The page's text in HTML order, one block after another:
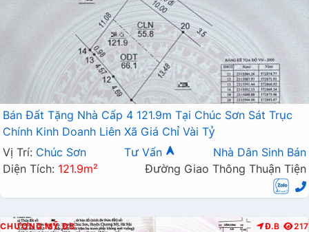
Bán Đất Tặng Nhà Cấp 4 121.9m Tại Chúc Sơn Sát Trục
Chính Kinh Doanh Liên Xã Giá Chỉ Vài Tỷ
Vị Trí: Chúc Sơn Tư Vấn
Nhà Dân Sinh Bán
Diện Tích: 121.9m² Đường Giao Thông Thuận Tiện
CHƯƠNG MỸ ĐB Đ.B 217